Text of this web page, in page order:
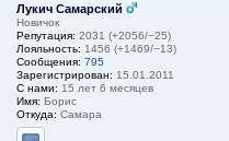
Лукич Самарский
Новичок
Репутация: 2031 (+2056/−25)
Лояльность: 1456 (+1469/−13)
Сообщения: 795
Зарегистрирован: 15.01.2011
С нами: 15 лет 6 месяцев
Имя: Борис
Откуда: Самара